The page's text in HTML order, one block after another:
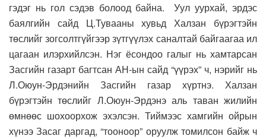
гэдэг нь гол сэдэв болоод байна. Уул уурхай, эрдэс
баялгийн сайд Ц.Тувааны хувьд Халзан бүрэгтэйн
төслийг зогсолтгүйгээр зүтгүүлэх саналтай байгаагаа ил
цагаан илэрхийлсэн. Нэг ёсондоо галыг нь хамтарсан
Засгийн газарт багтсан АН-ын сайд “үүрэх” ч, нэрийг нь
Л.Оюун-Эрдэнийн Засгийн газар хүртнэ. Халзан
бүрэгтэйн төслийг Л.Оюун-Эрдэнэ аль таван жилийн
өмнөөс шохоорхож эхэлсэн. Тиймээс хамгийн ойрын
хүнээ Засаг даргад, “тооноор” оруулж томилсон байж ч